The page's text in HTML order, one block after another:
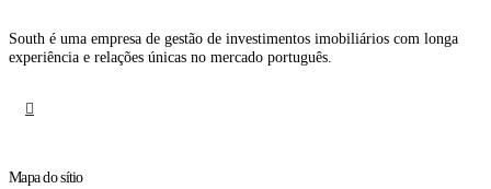
South é uma empresa de gestão de investimentos imobiliários com longa
experiência e relações únicas no mercado português.
Mapa do sítio